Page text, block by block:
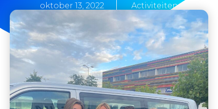
oktober 13, 2022 Activiteiten